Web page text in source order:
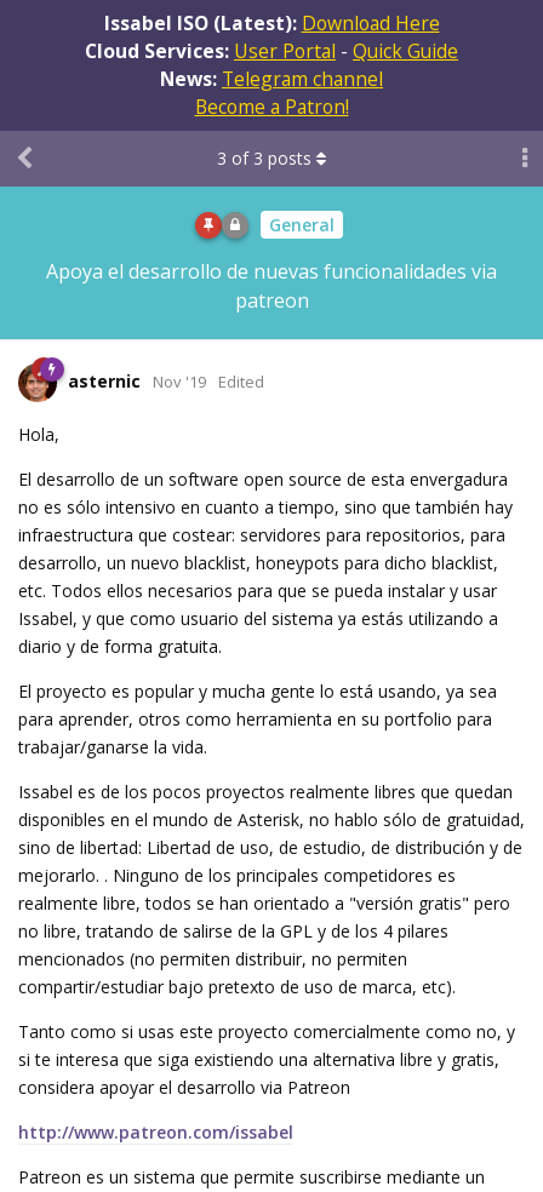
Issabel ISO (Latest): Download Here
Cloud Services: User Portal - Quick Guide
News: Telegram channel
Become a Patron!
General
Apoya el desarrollo de nuevas funcionalidades via
patreon
3 of 3 posts
asternic Nov '19 Edited
Hola,
El desarrollo de un software open source de esta envergadura
no es sólo intensivo en cuanto a tiempo, sino que también hay
infraestructura que costear: servidores para repositorios, para
desarrollo, un nuevo blacklist, honeypots para dicho blacklist,
etc. Todos ellos necesarios para que se pueda instalar y usar
Issabel, y que como usuario del sistema ya estás utilizando a
diario y de forma gratuita.
El proyecto es popular y mucha gente lo está usando, ya sea
para aprender, otros como herramienta en su portfolio para
trabajar/ganarse la vida.
Issabel es de los pocos proyectos realmente libres que quedan
disponibles en el mundo de Asterisk, no hablo sólo de gratuidad,
sino de libertad: Libertad de uso, de estudio, de distribución y de
mejorarlo. . Ninguno de los principales competidores es
realmente libre, todos se han orientado a "versión gratis" pero
no libre, tratando de salirse de la GPL y de los 4 pilares
mencionados (no permiten distribuir, no permiten
compartir/estudiar bajo pretexto de uso de marca, etc).
Tanto como si usas este proyecto comercialmente como no, y
si te interesa que siga existiendo una alternativa libre y gratis,
considera apoyar el desarrollo via Patreon
http://www.patreon.com/issabel
Patreon es un sistema que permite suscribirse mediante un